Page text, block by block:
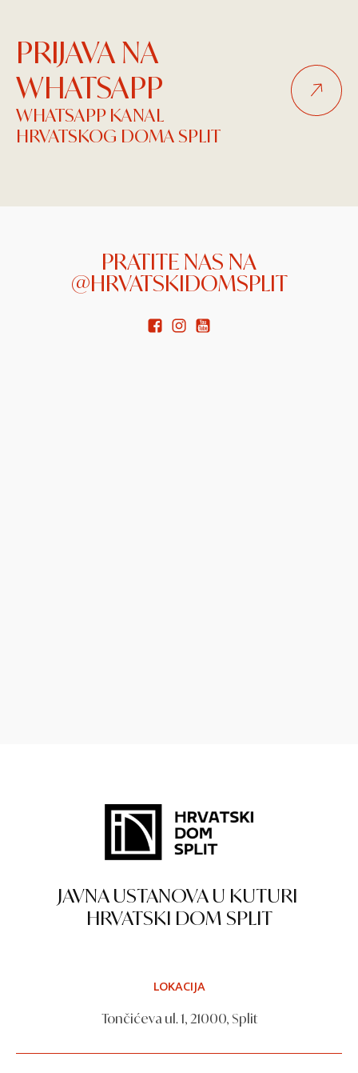
PRIJAVA NA
WHATSAPP
WHATSAPP KANAL
HRVATSKOG DOMA SPLIT
PRATITE NAS NA
@HRVATSKIDOMSPLIT
JAVNA USTANOVA U KUTURI
HRVATSKI DOM SPLIT
LOKACIJA
Tončićeva ul. 1, 21000, Split